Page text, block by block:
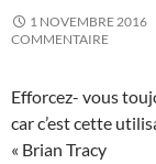
1 NOVEMBRE 2016
COMMENTAIRE
Efforcez- vous
car c’est cette
« Brian Tracy